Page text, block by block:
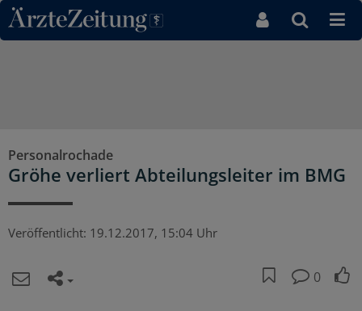
Direkt zum Inhaltsbereich
Personalrochade
Gröhe verliert Abteilungsleiter im BMG
Veröffentlicht: 19.12.2017, 15:04 Uhr
0